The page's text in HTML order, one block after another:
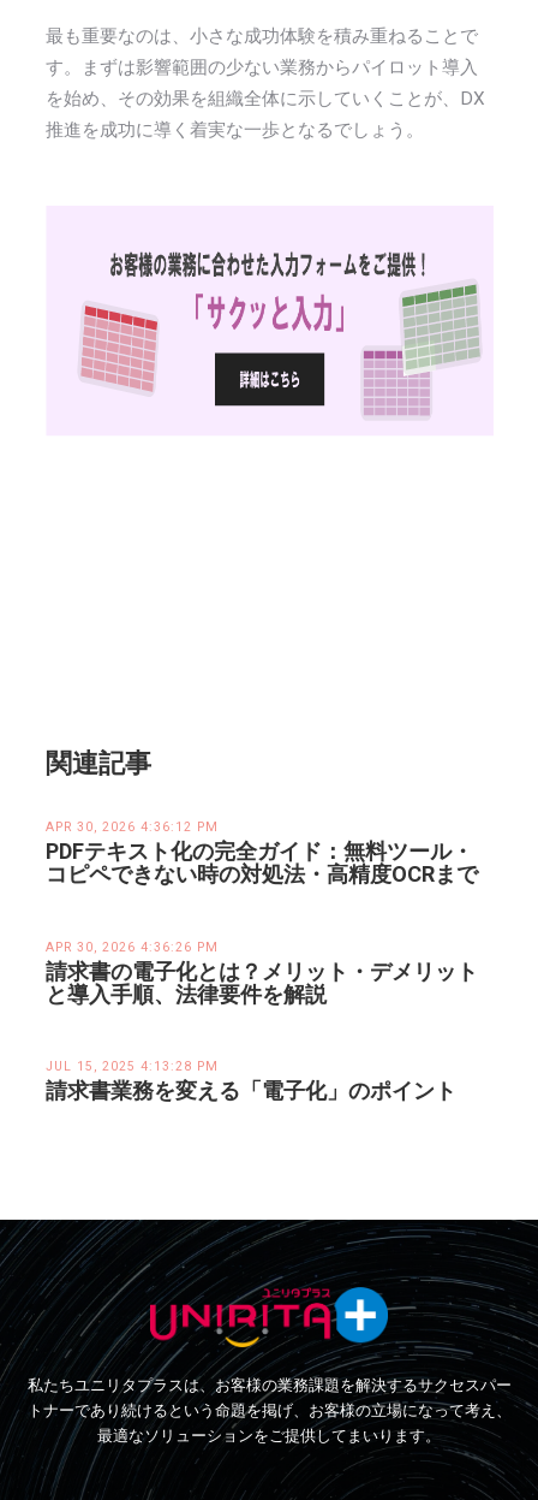
最も重要なのは、小さな成功体験を積み重ねることで
す。まずは影響範囲の少ない業務からパイロット導入
を始め、その効果を組織全体に示していくことが、DX
推進を成功に導く着実な一歩となるでしょう。
関連記事
APR 30, 2026 4:36:12 PM
PDFテキスト化の完全ガイド：無料ツール・
コピペできない時の対処法・高精度OCRまで
APR 30, 2026 4:36:26 PM
請求書の電子化とは？メリット・デメリット
と導入手順、法律要件を解説
JUL 15, 2025 4:13:28 PM
請求書業務を変える「電子化」のポイント
私たちユニリタプラスは、お客様の業務課題を解決するサクセスパー
トナーであり続けるという命題を掲げ、お客様の立場になって考え、
最適なソリューションをご提供してまいります。